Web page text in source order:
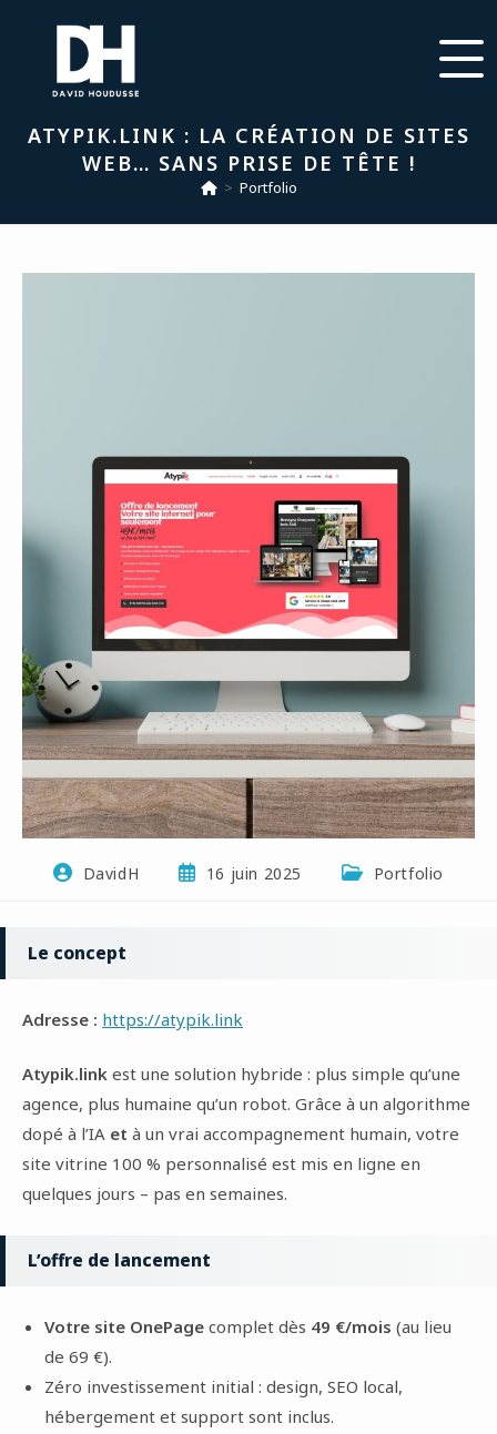
ATYPIK.LINK : LA CRÉATION DE SITES
WEB… SANS PRISE DE TÊTE !
> Portfolio
DavidH 16 juin 2025 Portfolio
Le concept
Adresse : https://atypik.link
Atypik.link est une solution hybride : plus simple qu’une
agence, plus humaine qu’un robot. Grâce à un algorithme
dopé à l’IA et à un vrai accompagnement humain, votre
site vitrine 100 % personnalisé est mis en ligne en
quelques jours – pas en semaines.
L’offre de lancement
Votre site OnePage complet dès 49 €/mois (au lieu
de 69 €).
Zéro investissement initial : design, SEO local,
hébergement et support sont inclus.